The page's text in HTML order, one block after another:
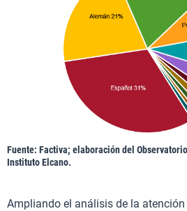
Fuente: Factiva; elaboración del
Instituto Elcano.
Ampliando el análisis de la